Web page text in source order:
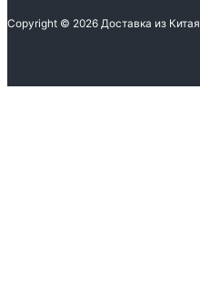
Copyright © 2026 Доставка из Китая